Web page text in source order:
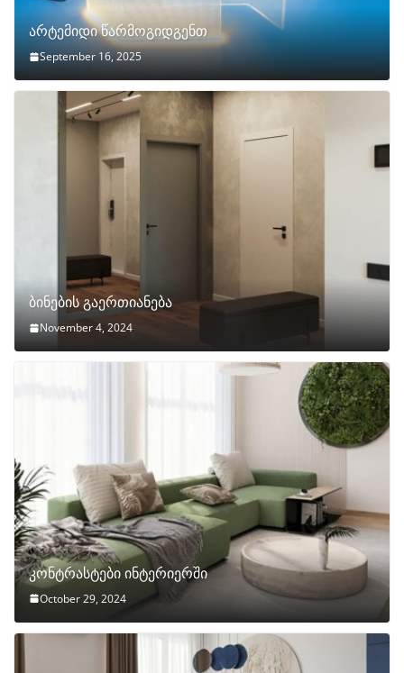
არტემიდი წარმოგიდგენთ
September 16, 2025
ბინების გაერთიანება
November 4, 2024
კონტრასტები ინტერიერში
October 29, 2024